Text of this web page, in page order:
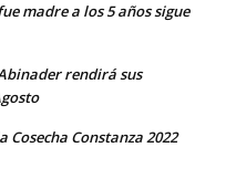
madre a los 5 años sigue
rendirá sus
Cosecha Constanza 2022